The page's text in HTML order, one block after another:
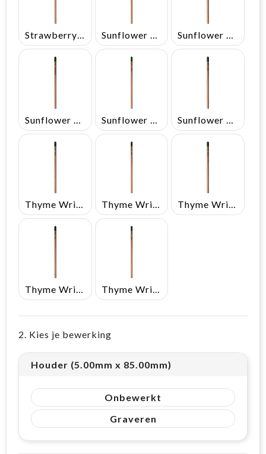
Strawberry Written In German Sunflower Written In English Sunflower Written In French
Thyme Written In English Thyme Written In French Thyme Written In German
Thyme Written In Italy Thyme Written In Spanish
2. Kies je bewerking
Houder (5.00mm x 85.00mm)
Onbewerkt
Graveren